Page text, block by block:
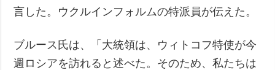
言した。ウクルインフォルムの特派員が伝えた。
ブルース氏は、「大統領は、ウィトコフ特使が今
週ロシアを訪れると述べた。そのため、私たちは